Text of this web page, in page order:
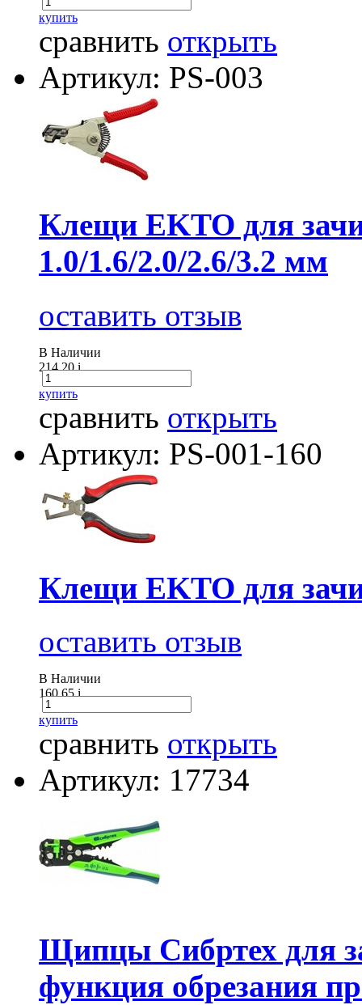
купить
сравнить открыть
Артикул: PS-003
Клещи EKTO для
1.0/1.6/2.0/2.6/3.2 мм
оставить отзыв
В Наличии
214.20i
купить
сравнить открыть
Артикул: PS-001-160
Клещи EKTO для
оставить отзыв
В Наличии
160.65i
купить
сравнить открыть
Артикул: 17734
Щипцы Сибртех для
функция обрезания